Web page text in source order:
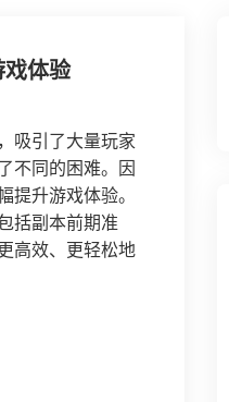
体验
吸引了大量玩家
不同的困难。因
升游戏体验。
括副本前期准
高效、更轻松地